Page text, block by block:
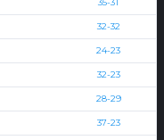
32-32
24-23
32-23
28-29
37-23